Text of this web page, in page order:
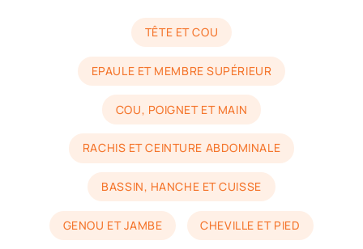
TÊTE ET COU
EPAULE ET MEMBRE SUPÉRIEUR
COU, POIGNET ET MAIN
RACHIS ET CEINTURE ABDOMINALE
BASSIN, HANCHE ET CUISSE
GENOU ET JAMBE CHEVILLE ET PIED